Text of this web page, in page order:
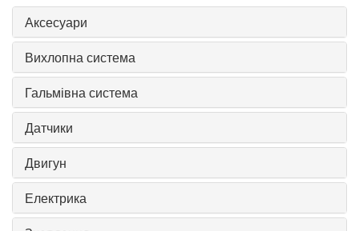
Аксесуари
Вихлопна система
Гальмівна система
Датчики
Двигун
Електрика